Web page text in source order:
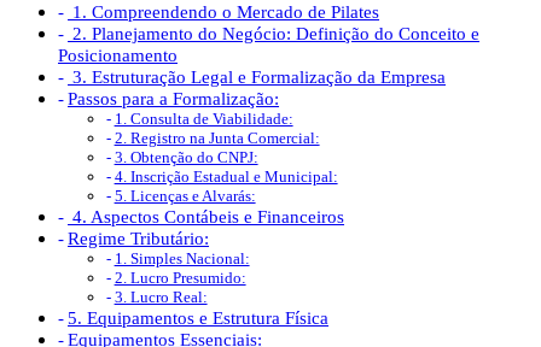
1. Compreendendo o Mercado de Pilates
2. Planejamento do Negócio: Definição do Conceito e
Posicionamento
3. Estruturação Legal e Formalização da Empresa
Passos para a Formalização:
1. Consulta de Viabilidade:
2. Registro na Junta Comercial:
3. Obtenção do CNPJ:
4. Inscrição Estadual e Municipal:
5. Licenças e Alvarás:
4. Aspectos Contábeis e Financeiros
Regime Tributário:
1. Simples Nacional:
2. Lucro Presumido:
3. Lucro Real:
5. Equipamentos e Estrutura Física
Equipamentos Essenciais: